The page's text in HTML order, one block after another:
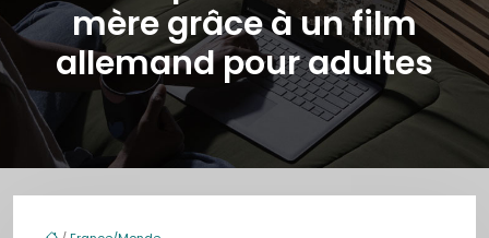
mère grâce à un film
allemand pour adultes